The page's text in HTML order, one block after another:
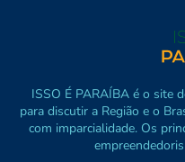
ISSO É PARAÍBA é o site
para discutir a Região e o
com imparcialidade. Os